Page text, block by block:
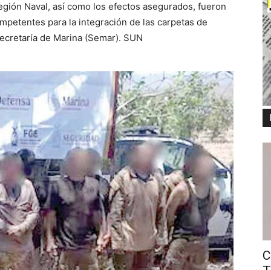
Naval, así como los efectos asegurados, fueron
para la integración de las carpetas de
de Marina (Semar). SUN